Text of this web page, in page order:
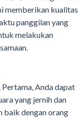
memberikan kualitas
panggilan yang
melakukan
Anda dapat
yang jernih dan
baik dengan orang